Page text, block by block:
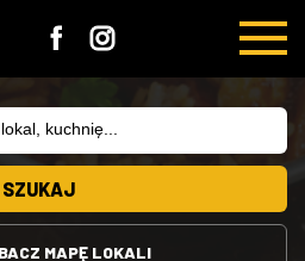
SZUKAJ
MAPĘ LOKALI